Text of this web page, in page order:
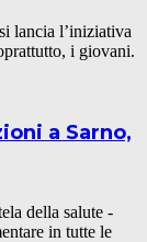
lancia l’iniziativa
i giovani.
a Sarno,
della salute -
in tutte le